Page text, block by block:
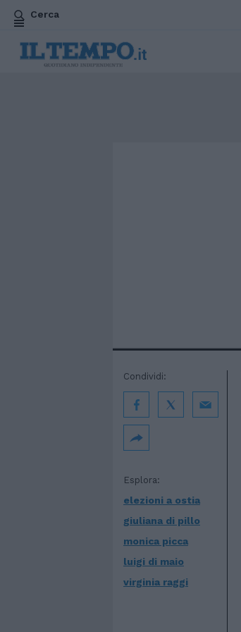
Cerca
Esplora:
elezioni a ostia
giuliana di pillo
monica picca
luigi di maio
virginia raggi
Condividi: